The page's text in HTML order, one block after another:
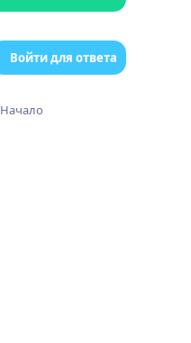
Войти для ответа
Начало